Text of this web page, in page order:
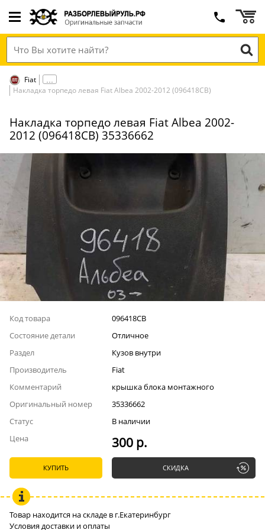
Fiat
Накладка торпедо левая Fiat Albea 2002-2012 (096418СВ)
Накладка торпедо левая Fiat Albea 2002-
2012 (096418СВ) 35336662
Код товара
096418СВ
Состояние детали
Отличное
Раздел
Кузов внутри
Производитель
Fiat
Комментарий
крышка блока монтажного
Оригинальный номер
35336662
Статус
В наличии
Цена
300 р.
КУПИТЬ СКИДКА
Товар находится на складе в г.Екатеринбург
Условия доставки и оплаты